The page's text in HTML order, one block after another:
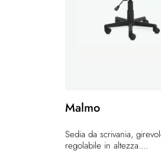
Malmo
Sedia da scrivania,
regolabile in altezza....